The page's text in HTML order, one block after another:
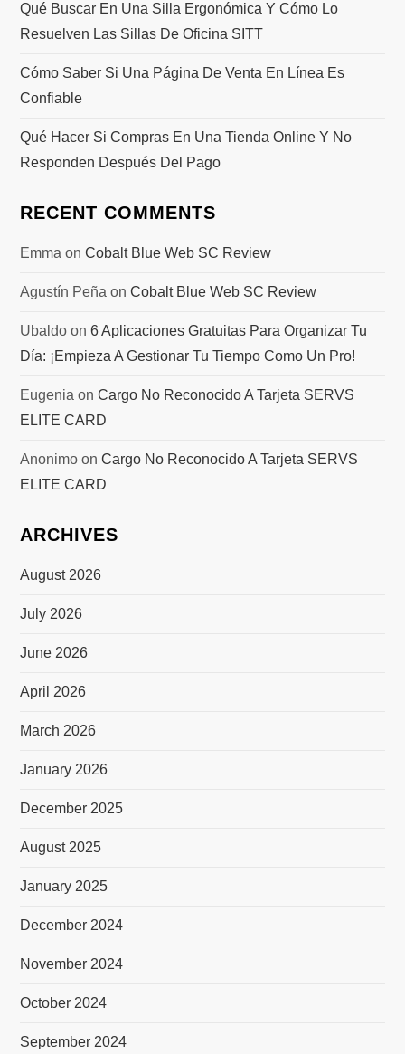
Qué Buscar En Una Silla Ergonómica Y Cómo Lo
Resuelven Las Sillas De Oficina SITT
Cómo Saber Si Una Página De Venta En Línea Es
Confiable
Qué Hacer Si Compras En Una Tienda Online Y No
Responden Después Del Pago
RECENT COMMENTS
Emma onCobalt Blue Web SC Review
Agustín Peña onCobalt Blue Web SC Review
Ubaldo on6 Aplicaciones Gratuitas Para Organizar Tu
Día: ¡Empieza A Gestionar Tu Tiempo Como Un Pro!
Eugenia onCargo No Reconocido A Tarjeta SERVS
ELITE CARD
Anonimo onCargo No Reconocido A Tarjeta SERVS
ELITE CARD
ARCHIVES
August 2026
July 2026
June 2026
April 2026
March 2026
January 2026
December 2025
August 2025
January 2025
December 2024
November 2024
October 2024
September 2024